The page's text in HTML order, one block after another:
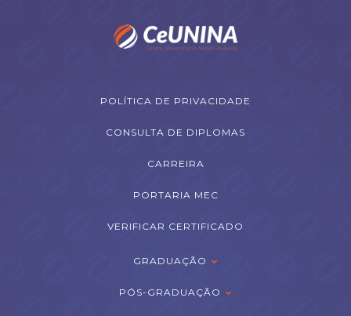
POLÍTICA DE PRIVACIDADE
CONSULTA DE DIPLOMAS
CARREIRA
PORTARIA MEC
VERIFICAR CERTIFICADO
GRADUAÇÃO
PÓS-GRADUAÇÃO